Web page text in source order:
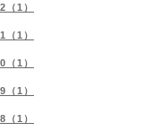
（1）
（1）
（1）
（1）
（1）